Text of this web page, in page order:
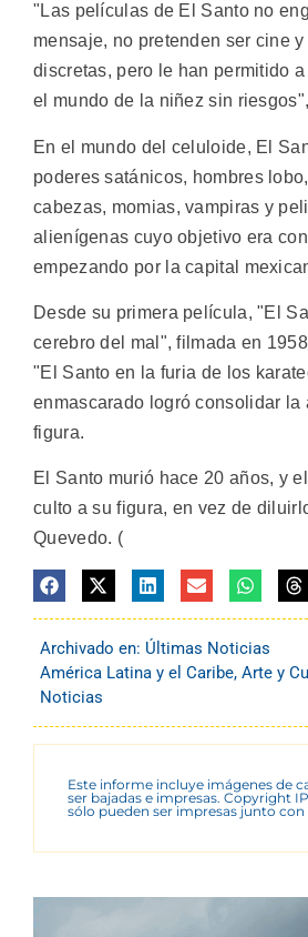
"Las películas de El Santo no
mensaje, no pretenden ser cine
discretas, pero le han permitido
el mundo de la niñez sin
En el mundo del celuloide, El
poderes satánicos, hombres
cabezas, momias, vampiras y
alienígenas cuyo objetivo era
empezando por la capital
Desde su primera película, "El
cerebro del mal", filmada en
"El Santo en la furia de los
enmascarado logró consolidar la
figura.
El Santo murió hace 20 años, y
culto a su figura, en vez de
Quevedo. (
Archivado en: Últimas Noticias
América Latina y el Caribe, Arte y
Noticias
Este informe incluye imágenes de
ser bajadas e impresas. Copyright
sólo pueden ser impresas junto